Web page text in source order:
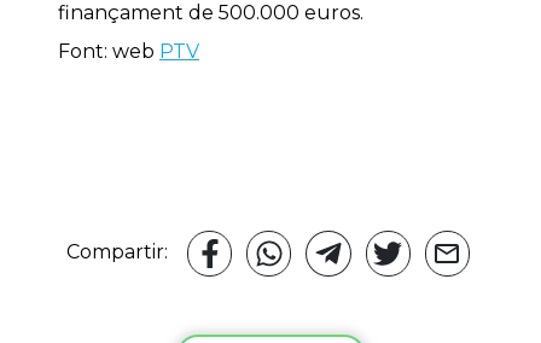
finançament de 500.000 euros.
Font: web PTV
Compartir: